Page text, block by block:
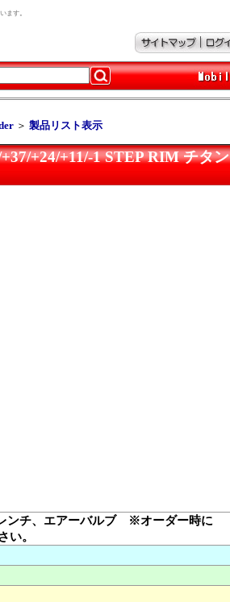
ます。
＞ 製品リスト表示
+24/+11/-1 STEP RIM チタ
ンチ、エアーバルブ ※オーダー時に
い。